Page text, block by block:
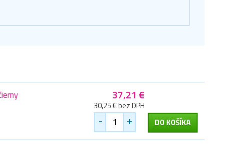
37,21 €
30,25 € bez DPH
- + DO KOŠÍKA